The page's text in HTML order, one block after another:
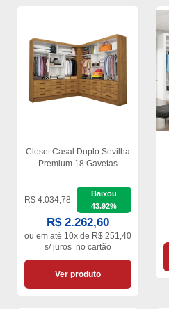
Closet Casal Duplo Sevilha
Premium 18 Gavetas
R$ 4.034,78
Baixou
43.92%
R$ 2.262,60
ou em até 10x de R$ 251,40
s/ juros no cartão
Ver produto